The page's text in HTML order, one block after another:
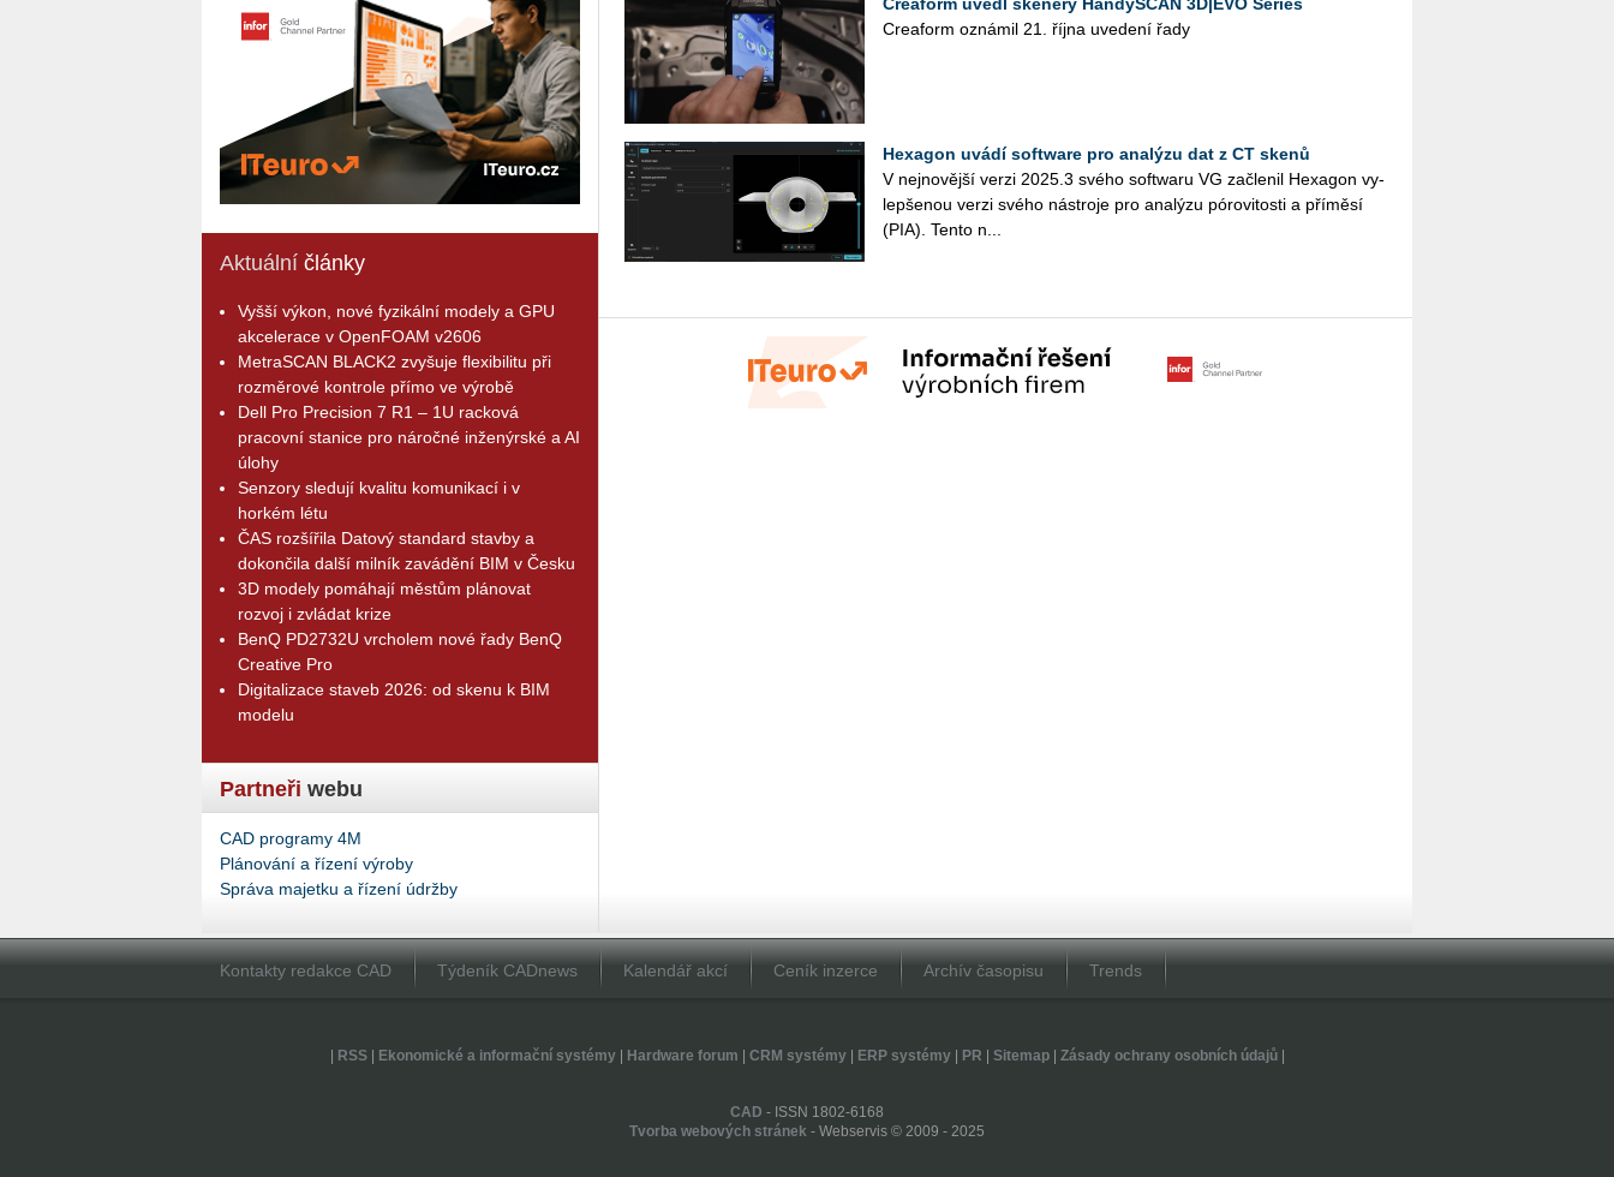
Aktuální články
Vyšší výkon, nové fyzikální modely a GPU
akcelerace v OpenFOAM v2606
MetraSCAN BLACK2 zvyšuje flexibilitu při
rozměrové kontrole přímo ve výrobě
Dell Pro Precision 7 R1 – 1U racková
pracovní stanice pro náročné inženýrské a AI
úlohy
Senzory sledují kvalitu komunikací i v
horkém létu
ČAS rozšířila Datový standard stavby a
dokončila další milník zavádění BIM v Česku
3D modely pomáhají městům plánovat
rozvoj i zvládat krize
BenQ PD2732U vrcholem nové řady BenQ
Creative Pro
Digitalizace staveb 2026: od skenu k BIM
modelu
Partneři webu
CAD programy 4M
Plánování a řízení výroby
Správa majetku a řízení údržby
Cre­a­form ozná­mil 21. října uve­de­ní řady
Hexagon uvádí software pro analýzu dat z CT skenů
V nej­no­věj­ší verzi 2025.3 svého soft­wa­ru VG za­čle­nil He­xa­gon vy­
lep­še­nou verzi svého ná­stro­je pro ana­lý­zu póro­vi­tos­ti a pří­mě­sí
(PIA). Tento n...
Kontakty redakce CAD Týdeník CADnews Kalendář akcí Ceník inzerce Archív časopisu Trends
RSS| Ekonomické a informační systémy| Hardware forum CRM systémy| ERP systémy| PR Sitemap| Zásady ochrany osobních údajů|
CAD - ISSN 1802-6168
Tvorba webových stránek - Webservis © 2009 - 2025